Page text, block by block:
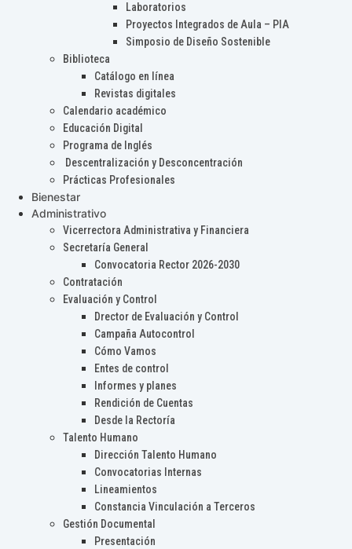
Laboratorios
Proyectos Integrados de Aula – PIA
Simposio de Diseño Sostenible
Biblioteca
Catálogo en línea
Revistas digitales
Calendario académico
Educación Digital
Programa de Inglés
Descentralización y Desconcentración
Prácticas Profesionales
Bienestar
Administrativo
Vicerrectora Administrativa y Financiera
Secretaría General
Convocatoria Rector 2026-2030
Contratación
Evaluación y Control
Drector de Evaluación y Control
Campaña Autocontrol
Cómo Vamos
Entes de control
Informes y planes
Rendición de Cuentas
Desde la Rectoría
Talento Humano
Dirección Talento Humano
Convocatorias Internas
Lineamientos
Constancia Vinculación a Terceros
Gestión Documental
Presentación